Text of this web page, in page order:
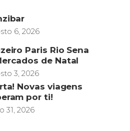
6, 2026
Paris Rio Sena
de Natal
3, 2026
Novas viagens
por ti!
31, 2026